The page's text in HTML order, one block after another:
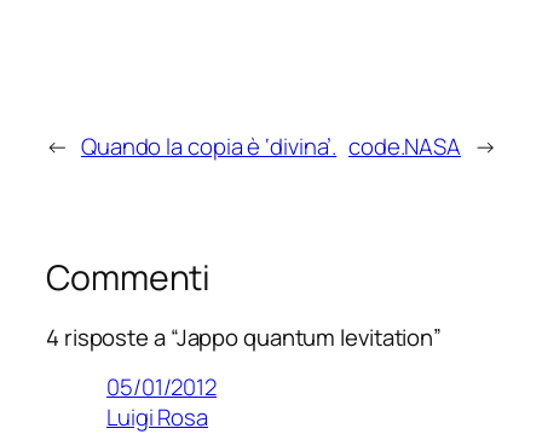
← Quando la copia è ‘divina’. code.NASA →
Commenti
4 risposte a “Jappo quantum levitation”
05/01/2012
Luigi Rosa